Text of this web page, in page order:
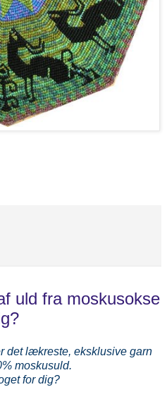
uld fra moskusokse
det lækreste, eksklusive garn
moskusuld.
for dig?